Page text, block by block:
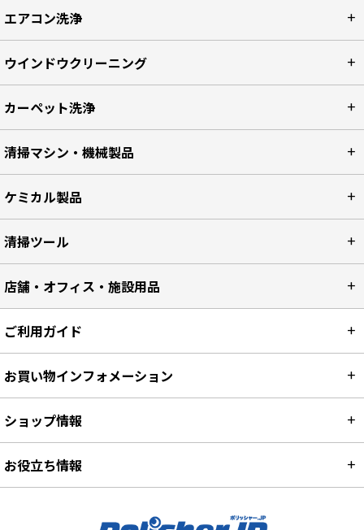
エアコン洗浄
ウインドウクリーニング
カーペット洗浄
清掃マシン・機械製品
ケミカル製品
清掃ツール
店舗・オフィス・施設用品
ご利用ガイド
お買い物インフォメーション
ショップ情報
お役立ち情報